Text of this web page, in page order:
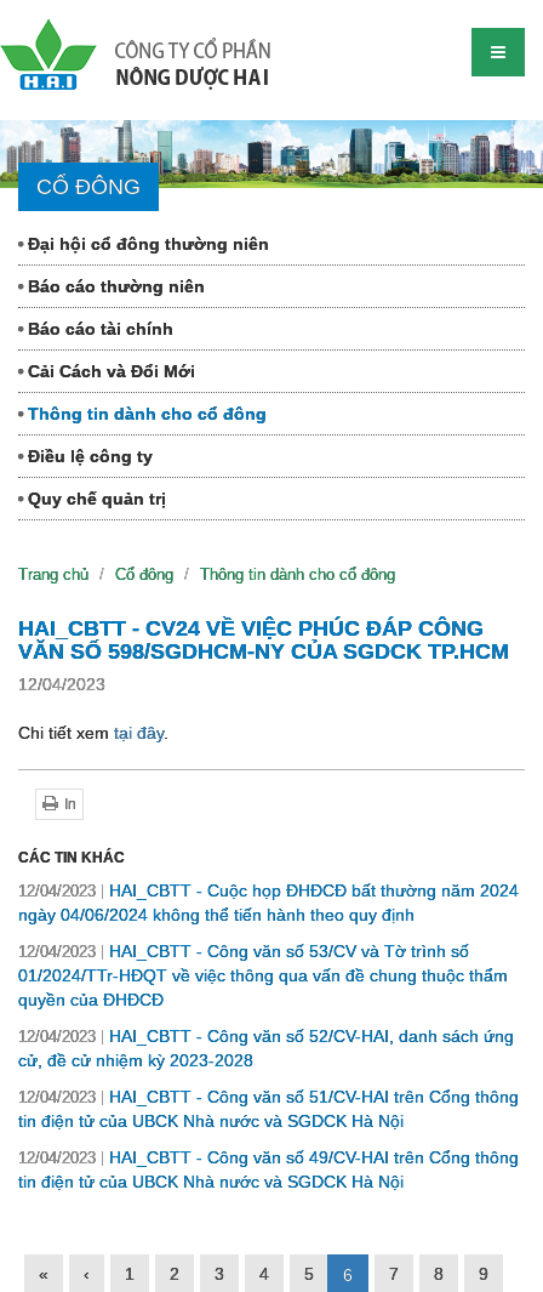
CỔ ĐÔNG
Đại hội cổ đông thường niên
Báo cáo thường niên
Báo cáo tài chính
Cải Cách và Đổi Mới
Thông tin dành cho cổ đông
Điều lệ công ty
Quy chế quản trị
Trang chủ Cổ đông Thông tin dành cho cổ đông
HAI_CBTT - CV24 VỀ VIỆC PHÚC ĐÁP CÔNG
VĂN SỐ 598/SGDHCM-NY CỦA SGDCK TP.HCM
12/04/2023
Chi tiết xem tại đây.
In
CÁC TIN KHÁC
12/04/2023
HAI_CBTT - Cuộc họp ĐHĐCĐ bất thường năm 2024
ngày 04/06/2024 không thể tiến hành theo quy định
12/04/2023
HAI_CBTT - Công văn số 53/CV và Tờ trình số
01/2024/TTr-HĐQT về việc thông qua vấn đề chung thuộc thẩm
quyền của ĐHĐCĐ
12/04/2023
HAI_CBTT - Công văn số 52/CV-HAI, danh sách ứng
cử, đề cử nhiệm kỳ 2023-2028
12/04/2023
HAI_CBTT - Công văn số 51/CV-HAI trên Cổng thông
tin điện tử của UBCK Nhà nước và SGDCK Hà Nội
12/04/2023
HAI_CBTT - Công văn số 49/CV-HAI trên Cổng thông
tin điện tử của UBCK Nhà nước và SGDCK Hà Nội
« ‹ 1 2 3 4 5 6 7 8 9